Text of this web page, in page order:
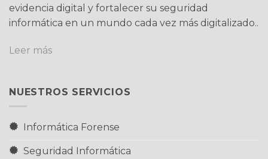
evidencia digital y fortalecer su seguridad
informática en un mundo cada vez más digitalizado..
Leer más
NUESTROS SERVICIOS
Informática Forense
Seguridad Informática